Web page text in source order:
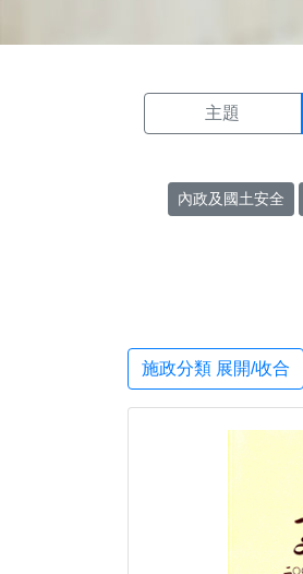
主題
內政及國土安全
施政分類 展開/收合